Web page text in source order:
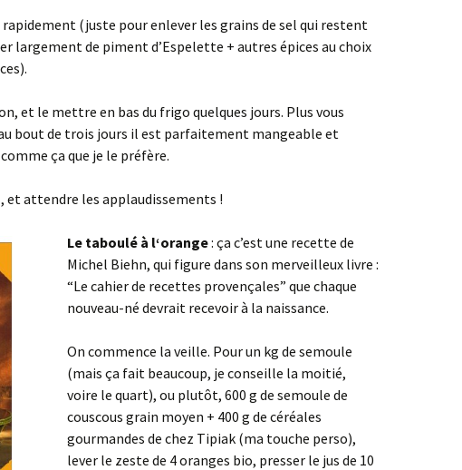
(juste pour enlever les grains de sel qui restent
largement de piment d’Espelette + autres épices au choix
et le mettre en bas du frigo quelques jours. Plus vous
bout de trois jours il est parfaitement mangeable et
ça que je le préfère.
et attendre les applaudissements !
Le taboulé à l‘orange: ça c’est une recette de
Michel Biehn, qui figure dans son merveilleux livre :
“Le cahier de recettes provençales” que chaque
nouveau-né devrait recevoir à la naissance.
On commence la veille. Pour un kg de semoule
(mais ça fait beaucoup, je conseille la moitié,
voire le quart), ou plutôt, 600 g de semoule de
couscous grain moyen + 400 g de céréales
gourmandes de chez Tipiak (ma touche perso),
lever le zeste de 4 oranges bio, presser le jus de 10